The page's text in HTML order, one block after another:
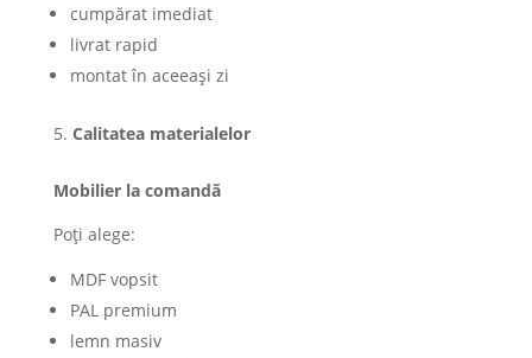
cumpărat imediat
livrat rapid
montat în aceeași zi
Calitatea materialelor
Mobilier la comandă
Poți alege:
MDF vopsit
PAL premium
lemn masiv